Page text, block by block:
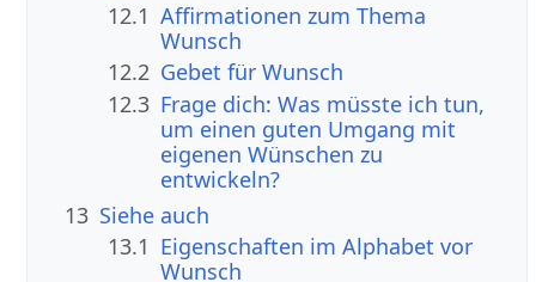
12.1 Affirmationen zum Thema
Wunsch
12.2 Gebet für Wunsch
12.3 Frage dich: Was müsste ich tun,
um einen guten Umgang mit
eigenen Wünschen zu
entwickeln?
13 Siehe auch
13.1 Eigenschaften im Alphabet vor
Wunsch